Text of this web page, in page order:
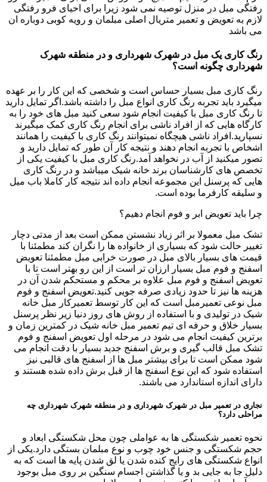
رفتگی مبل در منزل توصیه نمی شود زیرا برای احیای فرو رفتگی
لازم به تعویض و تعمیر متریال اصلی مبلمان و رویه کوبی دوباره ان
می باشد
رنگ کاری یک مبل در شهرک شهرداری و در منطقه شهرک
شهرداری چگونه است؟
رنگ کاری مبل بسیار حساس است و شخصی که این کار را بر عهده
میگیرد باید تجربه رنگ کاری انواع مبل را داشته باشد.اگر تمایل دارید
تا رنگ کاری مبل با کیفیت انجام شود سعی کنید مبل های خود را به
کارگاه هایی که از افراد ناشی برای انجام رنگ کاری کمک میگیرند
نسپارید.افراد ناشی هیچگاه نمیتوانند رنگ کاری با کیفیت را همانند
اشخاص با تجربه انجام دهند و نتیجه کار آن طور که تمایل دارید و
تصور میکنید از آب در نخواهد آمد.رنگ کاری مبل با کیفیت یکی از
تخصص های کارشناسان برند خانه شیک میباشد و در رنگ کاری
هایی که پرسنل این مجموعه انجام داده اند نتیجه کار کاملا باب میل
و سلیقه کارفرما بوده است.
چرا باید تعویض ابر و فوم انجام دهیم؟
تشک مبل معمولا بر اثر زیاد نشستن ممکن است بعد از مدتی دچار
تغییر حالت شود که بسیاری از خانواده ها را نگران کند مطمئنا با
قیمت های بسیار بالای مبل در صورت خرابی مبل مطمئنا تعویض
اسفنج و فوم مبل بسیار ارزان تر است از این رو بهتر است تا با
تعویض اسفنج و فوم مبل علاوه بر محکم و مستحکم شدن آن در
هزینه ها نیز تا حدود زیادی صرفه جویی کنید.تعویض اسفنج و فوم
مبل نوعی تعمیرمبل است که این کار توسط تعمیرکار مبل خانه
شیک در تولیدی و با استفاده از روش های روز دنیا زیر نظر پرسنل
بسیار خلاق و حرفه ای تیم تعمیر مبل خانه شیک در کمترین زمان و
برترین کیفیت انجام می شود در مرحله اول تعویض اسفنج و فوم
تشک مبل قالب گیری و برش اسفنج جدید بسیار با دقت انجام می
شود ممکن است تا برای بیشتر مبل ها از اسفنج های قالبی نیز
استفاده شود که این نوع اسفنج ها از قبل برش داده شده هستند و
دارای اندازه استاندارد می باشند.
نجاری در تعمیر مبل در شهرک شهرداری و در منطقه شهرک شهرداری چه
مراحلی دارد؟
نحوه تعمیر شکستگی ها به عواملی چون محل شکستگی ابعاد و
حجم شکستگی و جنس خود چوب و نوع مبلمان بستگی دارد.یکی از
انواع شکستگی های رایج کنده شدن یا لق شدن پایه ها است که به
دلیل جا به جایی بد و یا گذاشتن اجسام سنگین بر روی مبل بوجود